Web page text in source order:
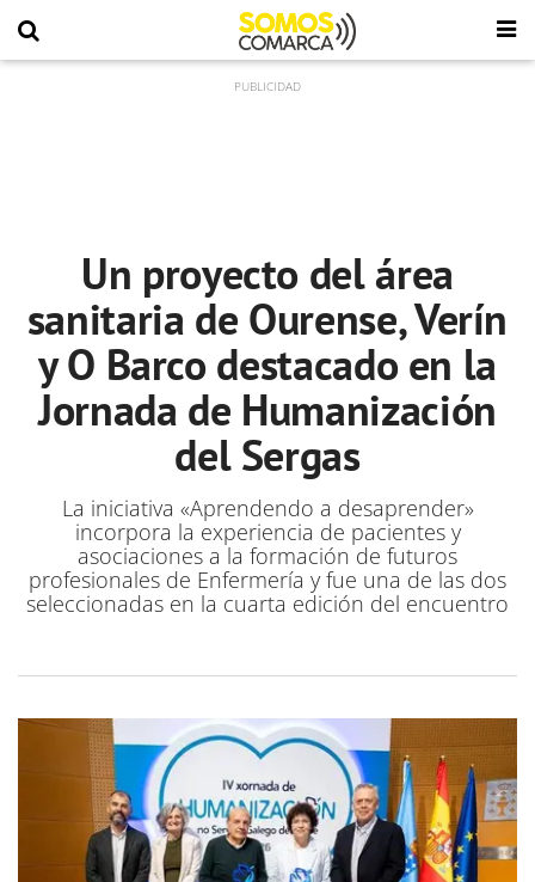
Un proyecto del área
sanitaria de Ourense, Verín
y O Barco destacado en la
Jornada de Humanización
del Sergas
La iniciativa «Aprendendo a desaprender»
incorpora la experiencia de pacientes y
asociaciones a la formación de futuros
profesionales de Enfermería y fue una de las dos
seleccionadas en la cuarta edición del encuentro